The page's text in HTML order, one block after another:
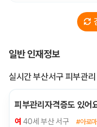
일반 인재정보
실시간 부산서구 피부관
피부관리자격증도 있어
여 40세 부산 서구#아로